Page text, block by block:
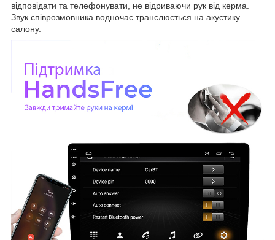
відповідати та телефонувати, не відриваючи рук від керма.
Звук співрозмовника водночас транслюється на акустику
салону.